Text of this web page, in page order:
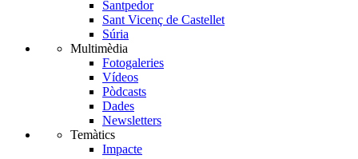
Santpedor
Sant Vicenç de Castellet
Súria
Multimèdia
Fotogaleries
Vídeos
Pòdcasts
Dades
Newsletters
Temàtics
Impacte